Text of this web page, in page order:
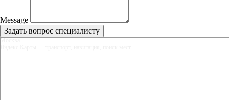
Message
Задать вопрос специалисту
Москва